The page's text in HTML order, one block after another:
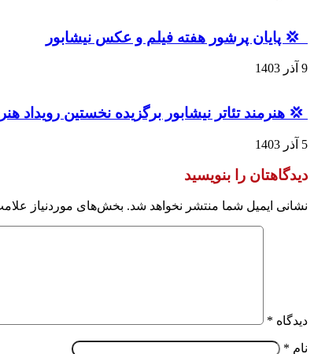
‍ ‍ 💢 پایان پرشور هفته فیلم و عکس نیشابور
9 آذر 1403
💢 هنرمند تئاتر نیشابور برگزیده نخستین
5 آذر 1403
دیدگاهتان را بنویسید
نشانی ایمیل شما منتشر نخواهد شد. بخش‌های موردنیاز
دیدگاه *
نام *